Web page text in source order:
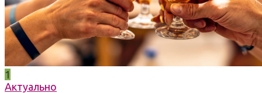
1
Актуально